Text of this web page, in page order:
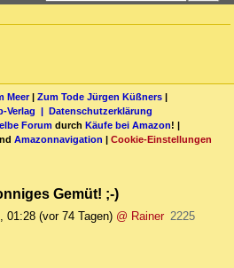
Meer| Zum Tode Jürgen Küßners |
Verlag | Datenschutzerklärung
Forum durch Käufe bei Amazon! |
Amazonnavigation | Cookie-Einstellungen
Gemüt! ;-)
01:28 (vor 74 Tagen) @ Rainer 2225